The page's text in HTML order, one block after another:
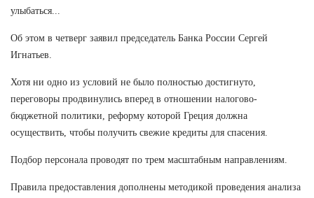
улыбаться...
Об этом в четверг заявил председатель Банка России Сергей
Игнатьев.
Хотя ни одно из условий не было полностью достигнуто,
переговоры продвинулись вперед в отношении налогово-
бюджетной политики, реформу которой Греция должна
осуществить, чтобы получить свежие кредиты для спасения.
Подбор персонала проводят по трем масштабным направлениям.
Правила предоставления дополнены методикой проведения анализа